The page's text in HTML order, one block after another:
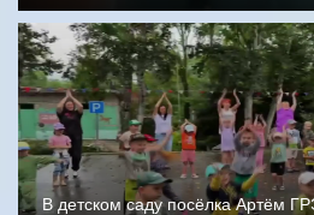
В детском саду посёлка Артём